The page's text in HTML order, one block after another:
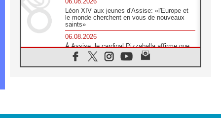
Léon XIV aux jeunes d'Assise: «l'Europe et
le monde cherchent en vous de nouveaux
saints»
06.08.2026
À Assise, le cardinal Pizzaballa affirme que
«les chrétiens veulent la paix»
06.08.2026